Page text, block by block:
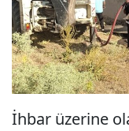
İhbar üzerine